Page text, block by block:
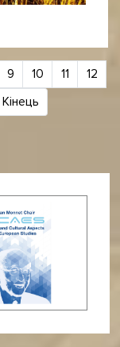
9 10 11
12
Кінець